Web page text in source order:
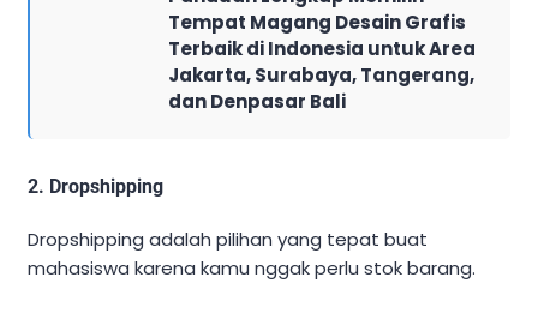
Tempat Magang Desain Grafis
Terbaik di Indonesia untuk Area
Jakarta, Surabaya, Tangerang,
dan Denpasar Bali
2. Dropshipping
Dropshipping adalah pilihan yang tepat buat
mahasiswa karena kamu nggak perlu stok barang.